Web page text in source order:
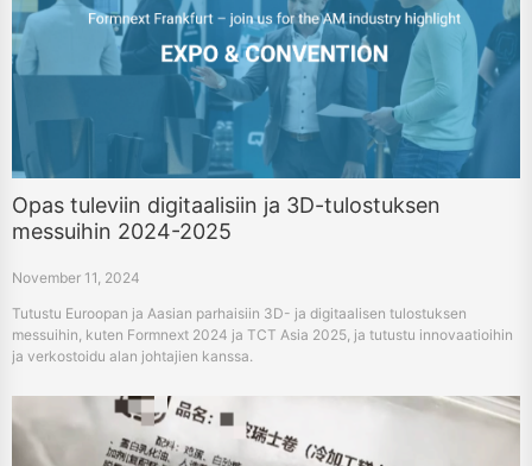
Opas tuleviin digitaalisiin ja 3D-tulostuksen
messuihin 2024-2025
November 11, 2024
Tutustu Euroopan ja Aasian parhaisiin 3D- ja digitaalisen tulostuksen
messuihin, kuten Formnext 2024 ja TCT Asia 2025, ja tutustu innovaatioihin
ja verkostoidu alan johtajien kanssa.